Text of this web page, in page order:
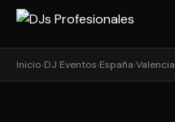
Inicio›DJ Eventos›España›Valencia